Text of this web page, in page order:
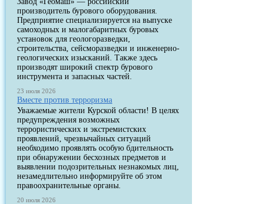
производитель бурового оборудования.
Предприятие специализируется на выпуске
самоходных и малогабаритных буровых
установок для геологоразведки,
строительства, сейсморазведки и инженерно-
геологических изысканий. Также здесь
производят широкий спектр бурового
инструмента и запасных частей.
23 июля 2026
Вместе против терроризма
Уважаемые жители Курской области! В целях
предупреждения возможных
террористических и экстремистских
проявлений, чрезвычайных ситуаций
необходимо проявлять особую бдительность
при обнаружении бесхозных предметов и
выявлении подозрительных незнакомых лиц,
незамедлительно информируйте об этом
правоохранительные органы.
20 июля 2026